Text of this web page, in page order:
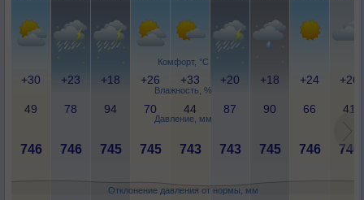
Комфорт, °C
Влажность, %
Давление, мм
Отклонение давления от нормы, мм
+30 +23 +18 +26 +33 +20 +18 +24 +26
49 78 94 70 44 87 90 66 41
746 746 745 745 743 743 745 746 746